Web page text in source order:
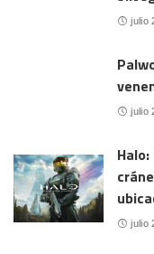
julio
julio
julio